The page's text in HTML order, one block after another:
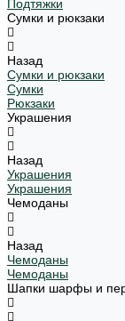
Подтяжки
Сумки и рюкзаки
Назад
Сумки и рюкзаки
Сумки
Рюкзаки
Украшения
Назад
Украшения
Украшения
Чемоданы
Назад
Чемоданы
Чемоданы
Шапки шарфы и